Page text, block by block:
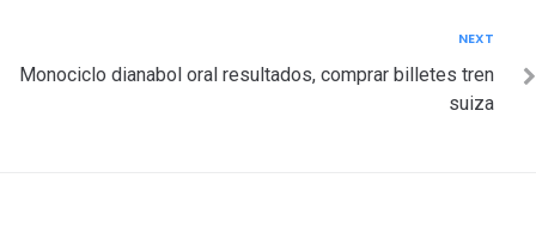
NEXT
Monociclo dianabol oral resultados, comprar billetes tren
suiza